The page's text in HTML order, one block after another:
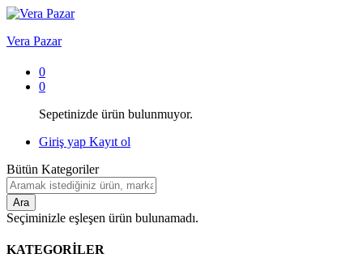
Vera Pazar
0
0
Sepetinizde ürün bulunmuyor.
Giriş yap Kayıt ol
Bütün Kategoriler
Ara
Seçiminizle eşleşen ürün bulunamadı.
KATEGORİLER